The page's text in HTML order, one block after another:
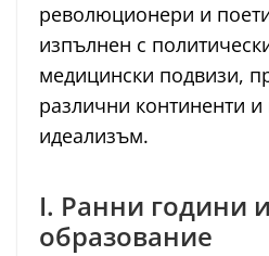
революционери и
изпълнен с
медицински подвизи,
различни континенти
идеализъм.
I. Ранни години и
образование